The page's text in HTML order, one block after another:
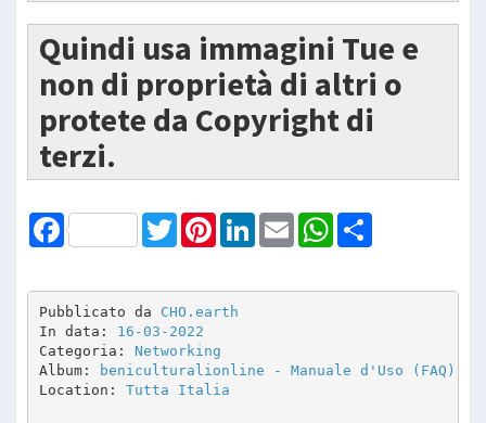
Quindi usa immagini Tue e
non di proprietà di altri o
protete da Copyright di
terzi.
Facebook TwitterPinterestLinkedInEmail WhatsApp
Pubblicato da CHO.earth
In data: 16-03-2022
Categoria: Networking
Album:
beniculturalionline - Manuale d'Uso (FAQ)
Location: Tutta Italia